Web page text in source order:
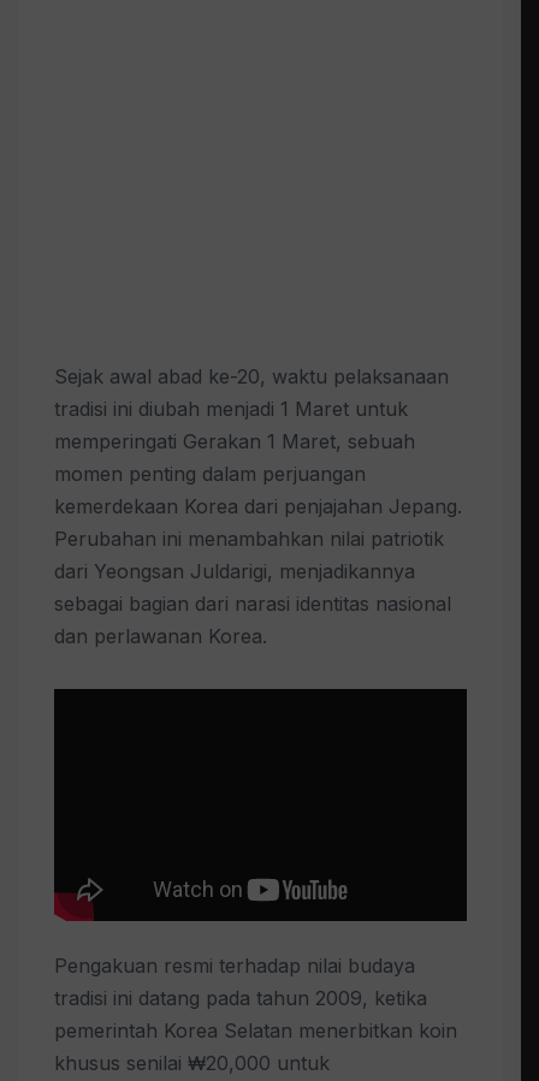
Sejak awal abad ke-20, waktu pelaksanaan
tradisi ini diubah menjadi 1 Maret untuk
memperingati Gerakan 1 Maret, sebuah
momen penting dalam perjuangan
kemerdekaan Korea dari penjajahan Jepang.
Perubahan ini menambahkan nilai patriotik
dari Yeongsan Juldarigi, menjadikannya
sebagai bagian dari narasi identitas nasional
dan perlawanan Korea.
Pengakuan resmi terhadap nilai budaya
tradisi ini datang pada tahun 2009, ketika
pemerintah Korea Selatan menerbitkan koin
khusus senilai ₩20,000 untuk